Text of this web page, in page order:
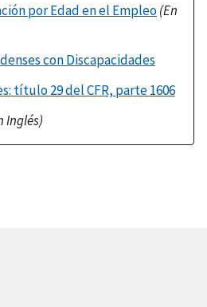
por Edad en el Empleo(En
con Discapacidades
título 29 del CFR, parte 1606
Inglés)